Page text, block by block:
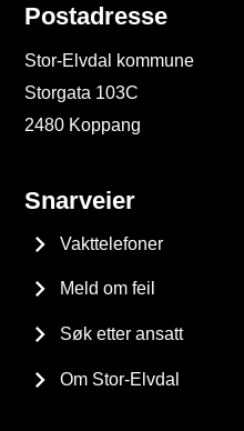
Postadresse
Stor-Elvdal kommune
Storgata 103C
2480 Koppang
Snarveier
Vakttelefoner
Meld om feil
Søk etter ansatt
Om Stor-Elvdal